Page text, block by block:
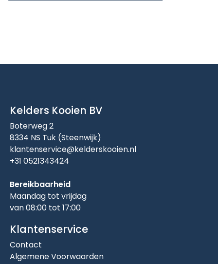
Kelders Kooien BV
Boterweg 2
8334 NS Tuk (Steenwijk)
klantenservice@kelderskooien.nl
+31 0521343424
Bereikbaarheid
Maandag tot vrijdag
van 08:00 tot 17:00
Klantenservice
Contact
Algemene Voorwaarden